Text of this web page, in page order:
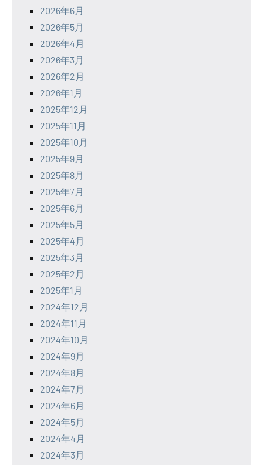
2026年6月
2026年5月
2026年4月
2026年3月
2026年2月
2026年1月
2025年12月
2025年11月
2025年10月
2025年9月
2025年8月
2025年7月
2025年6月
2025年5月
2025年4月
2025年3月
2025年2月
2025年1月
2024年12月
2024年11月
2024年10月
2024年9月
2024年8月
2024年7月
2024年6月
2024年5月
2024年4月
2024年3月